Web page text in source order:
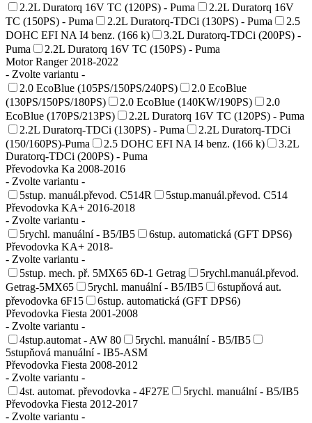
2.2L Duratorq 16V TC (120PS) - Puma
2.2L Duratorq 16V
TC (150PS) - Puma
2.2L Duratorq-TDCi (130PS) - Puma
2.5
DOHC EFI NA I4 benz. (166 k)
3.2L Duratorq-TDCi (200PS) -
Puma
2.2L Duratorq 16V TC (150PS) - Puma
Motor Ranger 2018-2022
- Zvolte variantu -
2.0 EcoBlue (105PS/150PS/240PS)
2.0 EcoBlue
(130PS/150PS/180PS)
2.0 EcoBlue (140KW/190PS)
2.0
EcoBlue (170PS/213PS)
2.2L Duratorq 16V TC (120PS) - Puma
2.2L Duratorq-TDCi (130PS) - Puma
2.2L Duratorq-TDCi
(150/160PS)-Puma
2.5 DOHC EFI NA I4 benz. (166 k)
3.2L
Duratorq-TDCi (200PS) - Puma
Převodovka Ka 2008-2016
- Zvolte variantu -
5stup. manuál.převod. C514R
5stup.manuál.převod. C514
Převodovka KA+ 2016-2018
- Zvolte variantu -
5rychl. manuální - B5/IB5
6stup. automatická (GFT DPS6)
Převodovka KA+ 2018-
- Zvolte variantu -
5stup. mech. př. 5MX65 6D-1 Getrag
5rychl.manuál.převod.
Getrag-5MX65
5rychl. manuální - B5/IB5
6stupňová aut.
převodovka 6F15
6stup. automatická (GFT DPS6)
Převodovka Fiesta 2001-2008
- Zvolte variantu -
4stup.automat - AW 80
5rychl. manuální - B5/IB5
5stupňová manuální - IB5-ASM
Převodovka Fiesta 2008-2012
- Zvolte variantu -
4st. automat. převodovka - 4F27E
5rychl. manuální - B5/IB5
Převodovka Fiesta 2012-2017
- Zvolte variantu -